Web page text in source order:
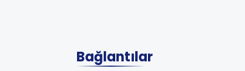
Bağlantılar